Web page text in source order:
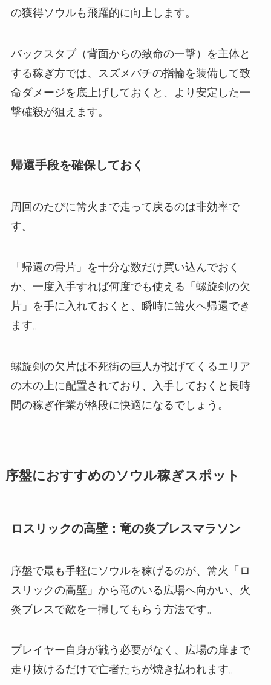
の獲得ソウルも飛躍的に向上します。
バックスタブ（背面からの致命の一撃）を主体と
する稼ぎ方では、スズメバチの指輪を装備して致
命ダメージを底上げしておくと、より安定した一
撃確殺が狙えます。
帰還手段を確保しておく
周回のたびに篝火まで走って戻るのは非効率で
す。
「帰還の骨片」を十分な数だけ買い込んでおく
か、一度入手すれば何度でも使える「螺旋剣の欠
片」を手に入れておくと、瞬時に篝火へ帰還でき
ます。
螺旋剣の欠片は不死街の巨人が投げてくるエリア
の木の上に配置されており、入手しておくと長時
間の稼ぎ作業が格段に快適になるでしょう。
序盤におすすめのソウル稼ぎスポット
ロスリックの高壁：竜の炎ブレスマラソン
序盤で最も手軽にソウルを稼げるのが、篝火「ロ
スリックの高壁」から竜のいる広場へ向かい、火
炎ブレスで敵を一掃してもらう方法です。
プレイヤー自身が戦う必要がなく、広場の扉まで
走り抜けるだけで亡者たちが焼き払われます。